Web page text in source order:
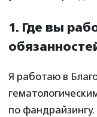
1. Где вы
Я работаю в
по фандрайзингу.